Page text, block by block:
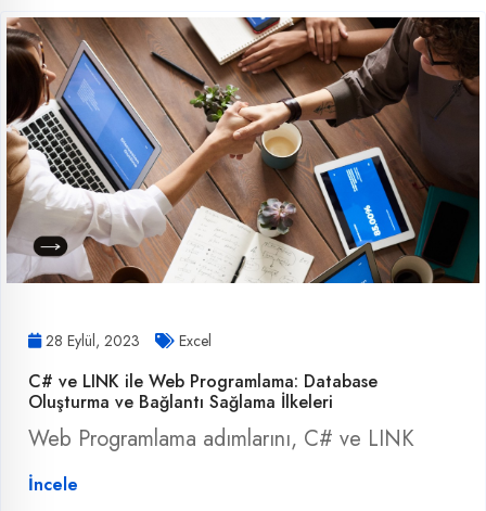
28 Eylül, 2023 Excel
C# ve LINK ile Web Programlama: Database
Oluşturma ve Bağlantı Sağlama İlkeleri
Web Programlama adımlarını, C# ve LINK
İncele